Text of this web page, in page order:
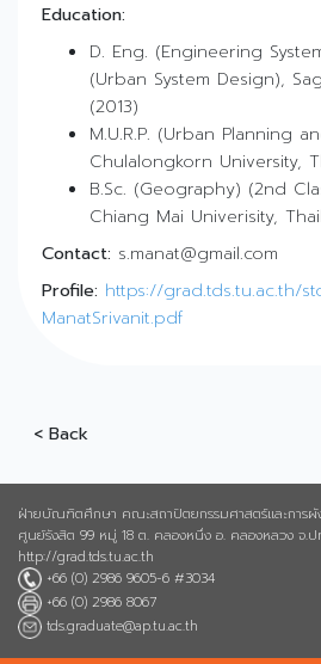
Education:
D. Eng. (Engineering
(Urban System Design),
(2013)
M.U.R.P. (Urban Planning
Chulalongkorn University,
B.Sc. (Geography) (2nd
Chiang Mai Univerisity,
Contact: s.manat@gmail.com
Profile: https://grad.tds.tu.ac.th/
ManatSrivanit.pdf
< Back
ฝ่ายบัณฑิตศึกษา คณะสถาปัตยกรรมศาสตร์และการผั
ศูนย์รังสิต 99 หมู่ 18 ต. คลองหนึ่ง อ. คลองหลวง จ.ป
http://grad.tds.tu.ac.th
+66 (0) 2986 9605-6 #3034
+66 (0) 2986 8067
tds.graduate@ap.tu.ac.th